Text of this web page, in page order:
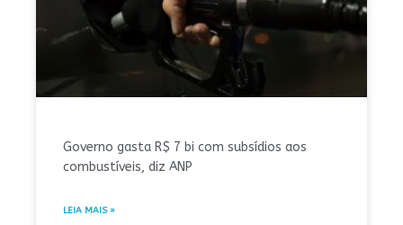
Governo gasta R$ 7 bi com subsídios aos
combustíveis, diz ANP
LEIA MAIS »